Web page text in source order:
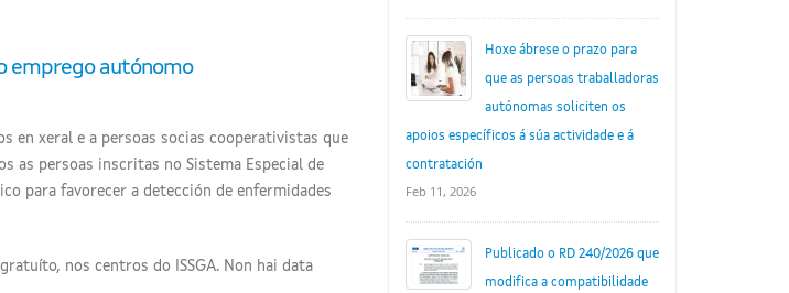
emprego autónomo
en xeral e a persoas socias cooperativistas que
as persoas inscritas no Sistema Especial de
para favorecer a detección de enfermidades
nos centros do ISSGA. Non hai data
Hoxe ábrese o prazo para
que as persoas traballadoras
autónomas soliciten os
apoios específicos á súa actividade e á
contratación
Feb 11, 2026
Publicado o RD 240/2026 que
modifica a compatibilidade